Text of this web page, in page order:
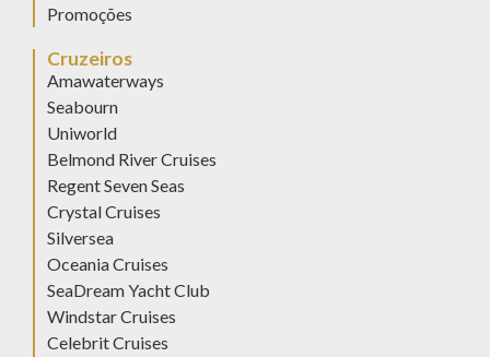
Promoções
Cruzeiros
Amawaterways
Seabourn
Uniworld
Belmond River Cruises
Regent Seven Seas
Crystal Cruises
Silversea
Oceania Cruises
SeaDream Yacht Club
Windstar Cruises
Celebrit Cruises